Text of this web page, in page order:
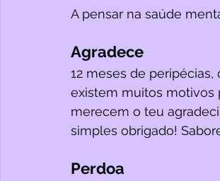
A pensar na saúde
Agradece
12 meses de
existem muitos motivos
merecem o teu
simples obrigado!
Perdoa